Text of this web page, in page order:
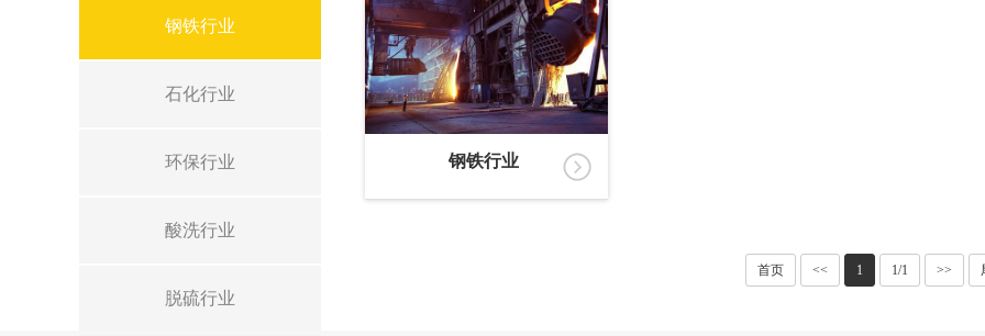
钢铁行业
石化行业
环保行业
酸洗行业
脱硫行业
钢铁行业
首页 << 1 1/1 >>